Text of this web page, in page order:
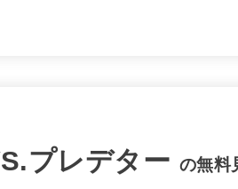
プレデター の無料